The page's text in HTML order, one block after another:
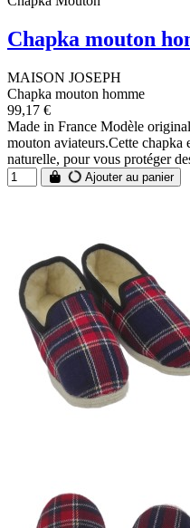
Chapka mouton
MAISON JOSEPH
Chapka mouton homme
99,17 €
Made in France Modèle
mouton aviateurs.Cette chapka
naturelle, pour vous protéger
Ajouter au panier